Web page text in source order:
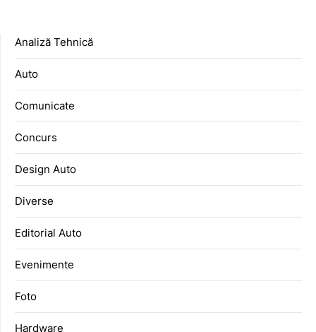
Analiză Tehnică
Auto
Comunicate
Concurs
Design Auto
Diverse
Editorial Auto
Evenimente
Foto
Hardware